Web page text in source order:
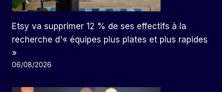
Etsy va supprimer 12 % de ses effectifs à la
recherche d'« équipes plus plates et plus rapides
»
06/08/2026